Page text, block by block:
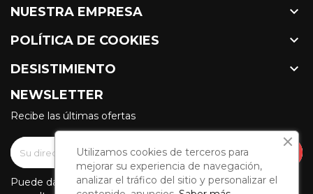
NUESTRA EMPRESA 
POLÍTICA DE COOKIES 
DESISTIMIENTO 
NEWSLETTER
Recibe las últimas ofertas
Puede darse de baja en cualquier momento. Para ello,
Utilizamos cookies de terceros para
mejorar su experiencia de navegación,
analizar el tráfico del sitio y personalizar el